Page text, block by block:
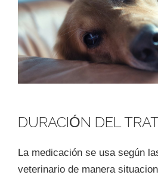
DURACIÓN DEL
La medicación se usa según
veterinario de manera